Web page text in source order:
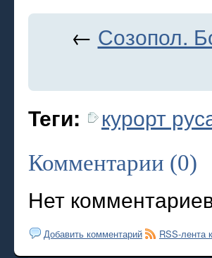
← Созопол.
Теги: курорт
Комментарии (0)
Нет
Добавить комментарий RSS-лента